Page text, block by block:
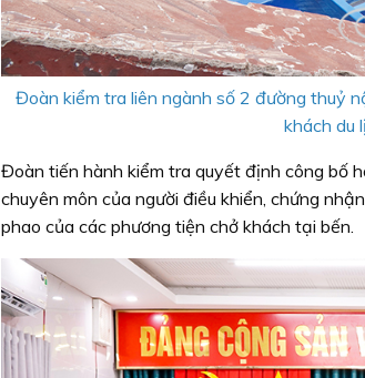
Đoàn kiểm tra liên ngành số 2 đường thuỷ
khách du
Đoàn tiến hành kiểm tra quyết định công bố
chuyên môn của người điều khiển, chứng
phao của các phương tiện chở khách tại bến.